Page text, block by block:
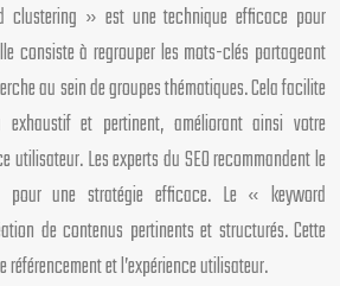
clustering » est une technique efficace pour
consiste à regrouper les mots-clés partageant
au sein de groupes thématiques. Cela facilite
et pertinent, améliorant ainsi votre
utilisateur. Les experts du SEO recommandent le
une stratégie efficace. Le « keyword
de contenus pertinents et structurés. Cette
et l’expérience utilisateur.